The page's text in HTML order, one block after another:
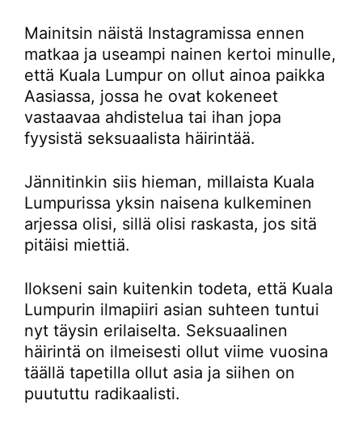
Mainitsin näistä Instagramissa ennen
matkaa ja useampi nainen kertoi minulle,
että Kuala Lumpur on ollut ainoa paikka
Aasiassa, jossa he ovat kokeneet
vastaavaa ahdistelua tai ihan jopa
fyysistä seksuaalista häirintää.
Jännitinkin siis hieman, millaista Kuala
Lumpurissa yksin naisena kulkeminen
arjessa olisi, sillä olisi raskasta, jos sitä
pitäisi miettiä.
Ilokseni sain kuitenkin todeta, että Kuala
Lumpurin ilmapiiri asian suhteen tuntui
nyt täysin erilaiselta. Seksuaalinen
häirintä on ilmeisesti ollut viime vuosina
täällä tapetilla ollut asia ja siihen on
puututtu radikaalisti.